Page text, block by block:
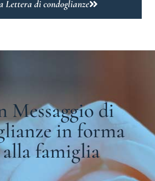
Lettera di condoglianze
Messaggio di
in forma
famiglia